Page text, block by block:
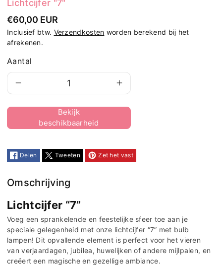
Lichtcijfer "7"
€60,00 EUR
Inclusief btw. Verzendkosten worden berekend bij het
afrekenen.
Aantal
Lichtcijfer
Aantal
Lichtcijfer
toevoegen
Delen Tweeten Zet het vast
Omschrijving
Lichtcijfer “7”
Voeg een sprankelende en feestelijke sfeer toe aan je
speciale gelegenheid met onze lichtcijfer “7” met bulb
lampen! Dit opvallende element is perfect voor het vieren
van verjaardagen, jubilea, huwelijken of andere mijlpalen, en
creëert een magische en gezellige ambiance.